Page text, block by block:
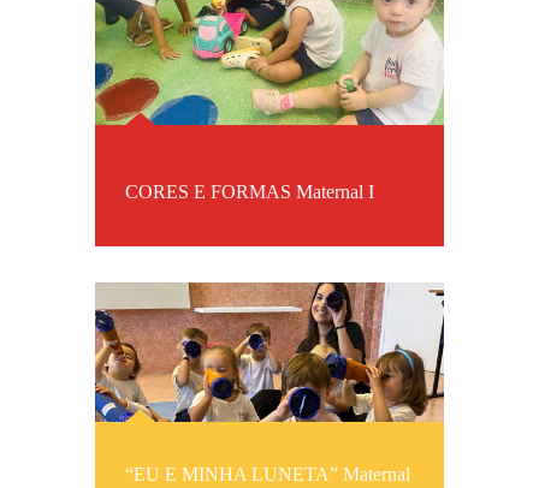
CORES E FORMAS Maternal I
“EU E MINHA LUNETA” Maternal